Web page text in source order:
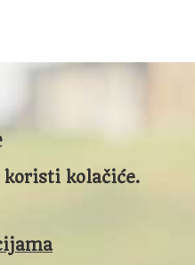
koristi kolačiće.